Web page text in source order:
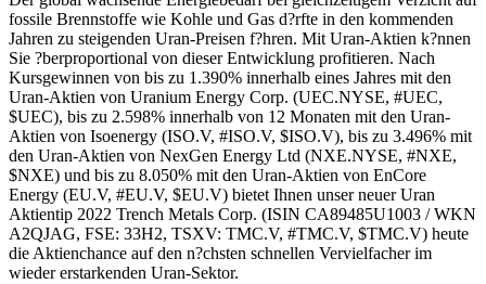
fossile Brennstoffe wie Kohle und Gas d?rfte in den kommenden
Jahren zu steigenden Uran-Preisen f?hren. Mit Uran-Aktien k?nnen
Sie ?berproportional von dieser Entwicklung profitieren. Nach
Kursgewinnen von bis zu 1.390% innerhalb eines Jahres mit den
Uran-Aktien von Uranium Energy Corp. (UEC.NYSE, #UEC,
$UEC), bis zu 2.598% innerhalb von 12 Monaten mit den Uran-
Aktien von Isoenergy (ISO.V, #ISO.V, $ISO.V), bis zu 3.496% mit
den Uran-Aktien von NexGen Energy Ltd (NXE.NYSE, #NXE,
$NXE) und bis zu 8.050% mit den Uran-Aktien von EnCore
Energy (EU.V, #EU.V, $EU.V) bietet Ihnen unser neuer Uran
Aktientip 2022 Trench Metals Corp. (ISIN CA89485U1003 / WKN
A2QJAG, FSE: 33H2, TSXV: TMC.V, #TMC.V, $TMC.V) heute
die Aktienchance auf den n?chsten schnellen Vervielfacher im
wieder erstarkenden Uran-Sektor.